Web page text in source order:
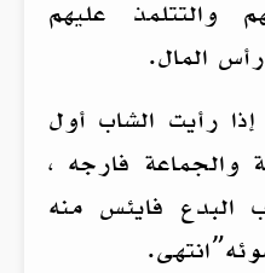
والتتلمذ عليهم
المال.
رأيت الشاب أول
والجماعة فارجه ،
البدع فايئس منه